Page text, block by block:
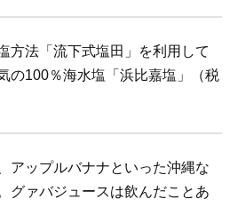
方法「流下式塩田」を利用して
の100％海水塩「浜比嘉塩」（税
アップルバナナといった沖縄な
グァバジュースは飲んだことあ